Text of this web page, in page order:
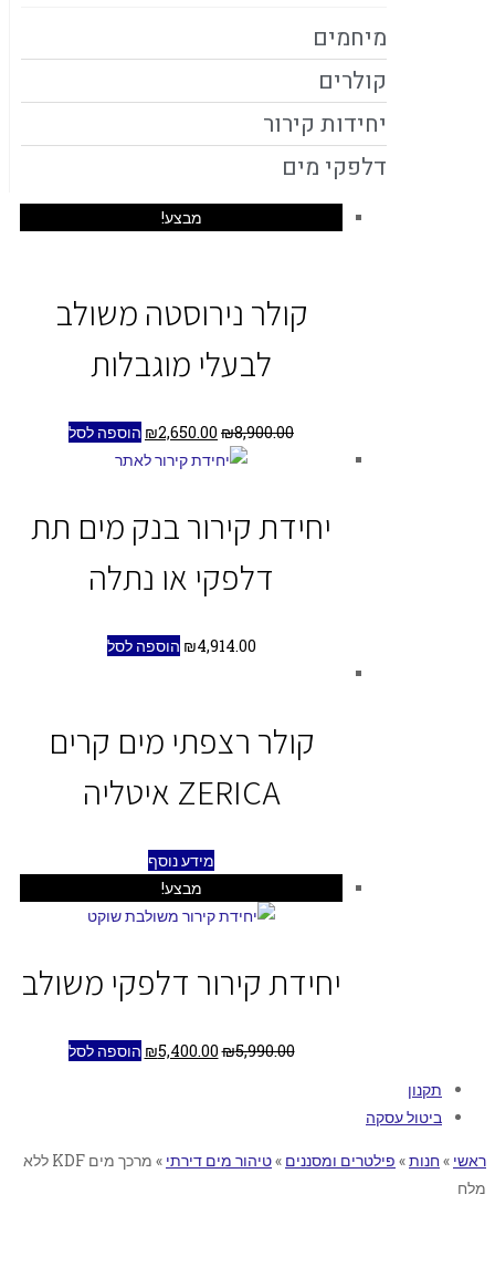
מיחמים
קולרים
יחידות קירור
דלפקי מים
מבצע!
קולר נירוסטה משולב
לבעלי מוגבלות
₪8,900.00
₪2,650.00 הוספה לסל
יחידת קירור בנק מים תת
דלפקי או נתלה
₪4,914.00 הוספה לסל
קולר רצפתי מים קרים
ZERICA איטליה
מידע נוסף
מבצע!
יחידת קירור דלפקי משולב
₪5,990.00
₪5,400.00
הוספה לסל
תקנון
ביטול עסקה
ראשי » חנות» פילטרים ומסננים »טיהור מים דירתי »
מרכך מים KDF ללא
מלח